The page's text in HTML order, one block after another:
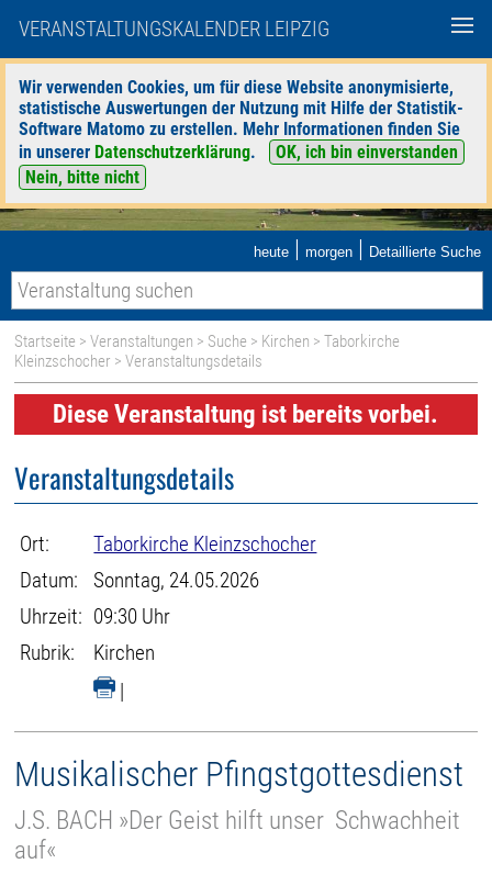
VERANSTALTUNGSKALENDER LEIPZIG
Wir verwenden Cookies, um für diese Website anonymisierte,
statistische Auswertungen der Nutzung mit Hilfe der Statistik-
Software Matomo zu erstellen. Mehr Informationen finden Sie
in unserer Datenschutzerklärung.
OK, ich bin einverstanden
Nein, bitte nicht
heute | morgen | Detaillierte Suche
Startseite >Veranstaltungen > Suche > Kirchen >Taborkirche
Kleinzschocher > Veranstaltungsdetails
Diese Veranstaltung ist bereits vorbei.
Veranstaltungsdetails
Ort:
Taborkirche Kleinzschocher
Datum:
Sonntag, 24.05.2026
Uhrzeit: 09:30 Uhr
Rubrik:
Kirchen
|
Musikalischer Pfingstgottesdienst
J.S. BACH »Der Geist hilft unser Schwachheit
auf«